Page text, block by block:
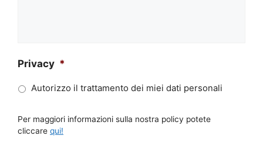
Privacy *
Autorizzo il trattamento dei miei dati personali
Per maggiori informazioni sulla nostra policy potete
cliccare qui!